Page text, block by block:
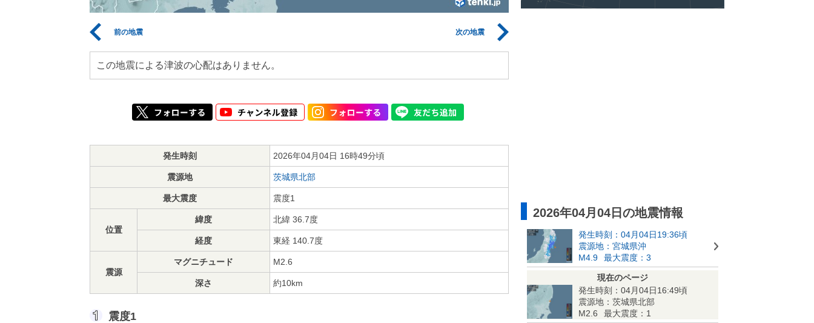
前の地震 次の地震
この地震による津波の心配はありません。
発生時刻 2026年04月04日 16時49分頃
震源地 茨城県北部
最大震度 震度1
位置
緯度 北緯 36.7度
経度 東経 140.7度
震源
マグニチュード M2.6
深さ 約10km
震度1
2026年04月04日の地震情報
発生時刻：04月04日19:36頃
震源地：宮城県沖
M4.9
最大震度：3
現在のページ
発生時刻：04月04日16:49頃
震源地：茨城県北部
M2.6
最大震度：1